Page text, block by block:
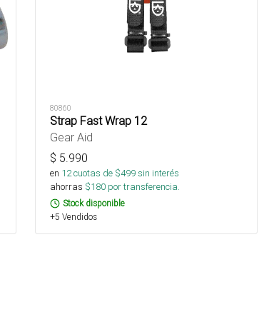
80860
Strap Fast Wrap 12
Gear Aid
$ 5.990
en 12cuotas de $499sin interés
ahorras $180 por transferencia.
Stock disponible
+5 Vendidos